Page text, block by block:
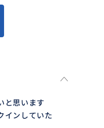
と思います
インしていた